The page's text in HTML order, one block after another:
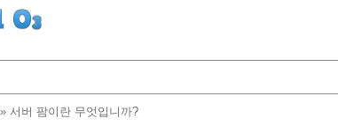
서버 팜이란 무엇입니까?